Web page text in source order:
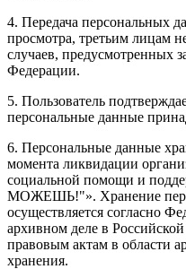
4. Передача персональных
просмотра, третьим лицам
случаев, предусмотренных
Федерации.
5. Пользователь
персональные данные
6. Персональные данные
момента ликвидации
социальной помощи и
МОЖЕШЬ!"». Хранение
осуществляется согласно
архивном деле в
правовым актам в области
хранения.